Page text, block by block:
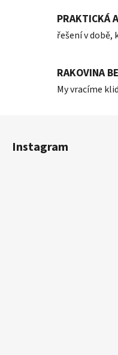
PRAKTICKÁ
řešení v době,
RAKOVINA
My vracíme
Instagram